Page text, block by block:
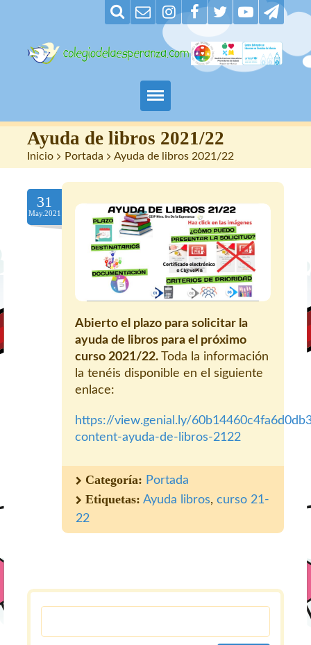
Padres
Alumnos
Maestros
Nuestro centro
Contacto
Ayuda de libros 2021/22
Inicio > Portada > Ayuda de libros 2021/22
31
May.2021
Abierto el plazo para solicitar la
ayuda de libros para el próximo
curso 2021/22. Toda la información
la tenéis disponible en el siguiente
enlace:
https://view.genial.ly/
content-ayuda-de-libros-2122
Categoría: Portada
Etiquetas: Ayuda libros, curso 21-
22